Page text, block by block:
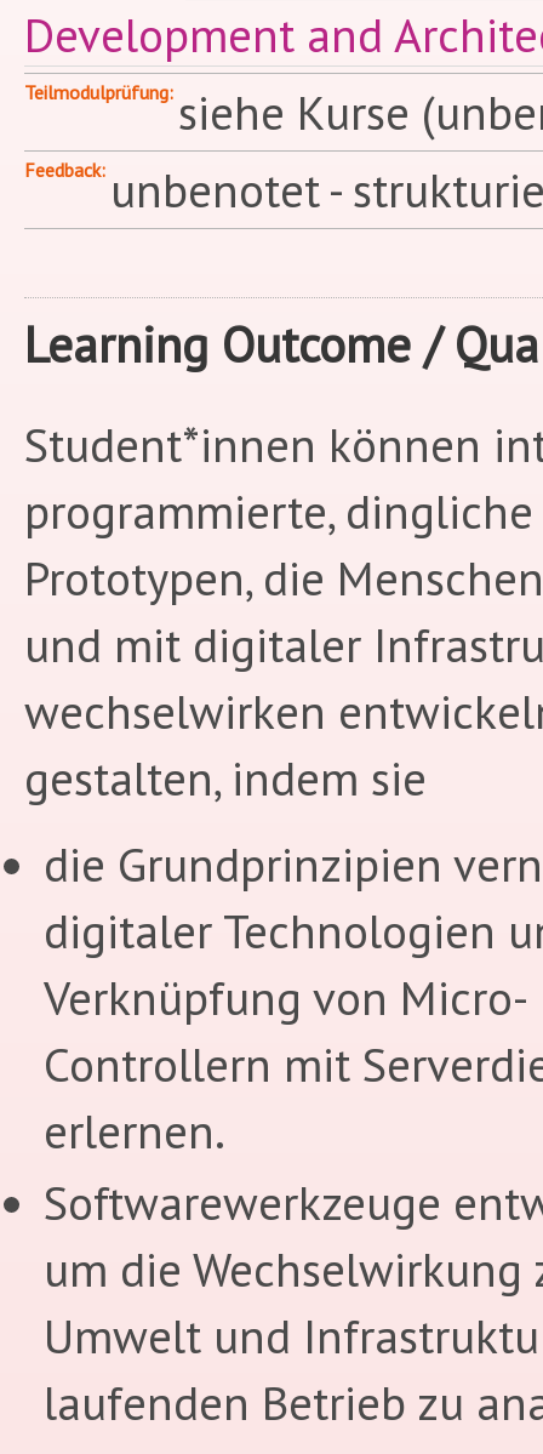
Development and
Teilmodulprüfung siehe Kurse
Feedback unbenotet -
Learning Outcome /
Student*innen können
programmierte, dingliche
Prototypen, die
und mit digitaler
wechselwirken
gestalten, indem sie
die Grundprinzipien
digitaler Technologien
Verknüpfung von Micro-
Controllern mit
erlernen.
Softwarewerkzeuge
um die Wechselwirkung
Umwelt und
laufenden Betrieb zu